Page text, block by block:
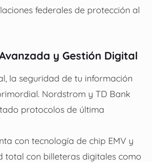
federales de protección al
y Gestión Digital
la seguridad de tu información
Nordstrom y TD Bank
protocolos de última
con tecnología de chip EMV y
total con billeteras digitales como